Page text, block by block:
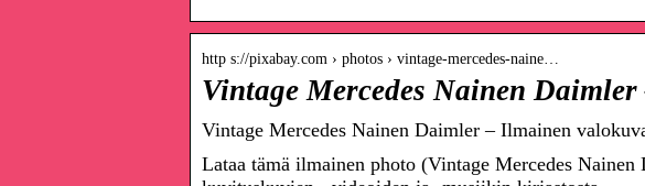
http s://pixabay.com › photos › vintage-mercedes-naine…
Vintage Mercedes Nainen
Vintage Mercedes Nainen Daimler – Ilmainen
Lataa tämä ilmainen photo (Vintage Mercedes